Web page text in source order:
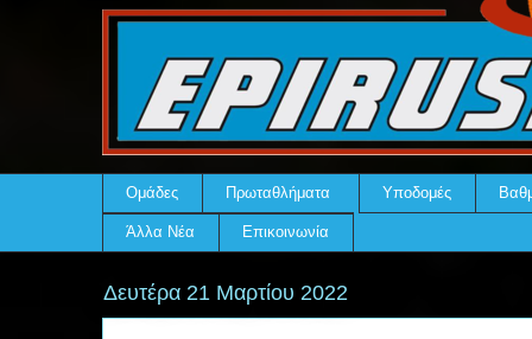
Ομάδες Πρωταθλήματα Υποδομές
Άλλα Νέα Επικοινωνία
Δευτέρα 21 Μαρτίου 2022